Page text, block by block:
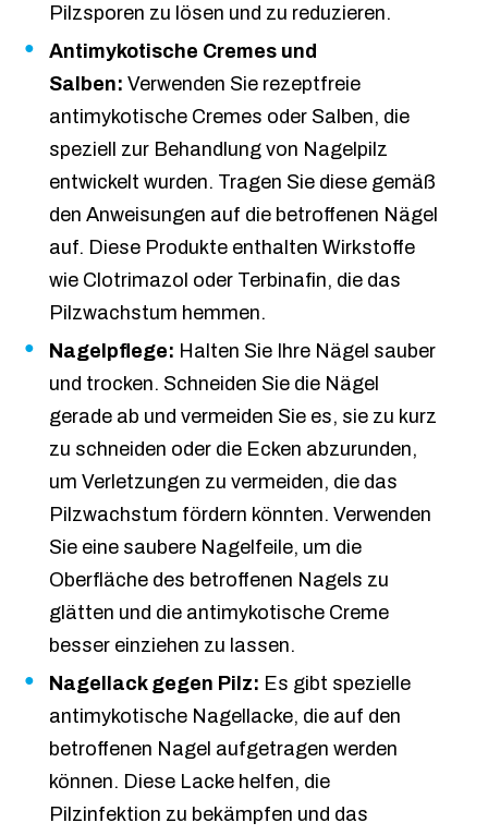
Pilzsporen zu lösen und zu reduzieren.
Antimykotische Cremes und
Salben: Verwenden Sie rezeptfreie
antimykotische Cremes oder Salben, die
speziell zur Behandlung von Nagelpilz
entwickelt wurden. Tragen Sie diese gemäß
den Anweisungen auf die betroffenen Nägel
auf. Diese Produkte enthalten Wirkstoffe
wie Clotrimazol oder Terbinafin, die das
Pilzwachstum hemmen.
Nagelpflege: Halten Sie Ihre Nägel sauber
und trocken. Schneiden Sie die Nägel
gerade ab und vermeiden Sie es, sie zu kurz
zu schneiden oder die Ecken abzurunden,
um Verletzungen zu vermeiden, die das
Pilzwachstum fördern könnten. Verwenden
Sie eine saubere Nagelfeile, um die
Oberfläche des betroffenen Nagels zu
glätten und die antimykotische Creme
besser einziehen zu lassen.
Nagellack gegen Pilz: Es gibt spezielle
antimykotische Nagellacke, die auf den
betroffenen Nagel aufgetragen werden
können. Diese Lacke helfen, die
Pilzinfektion zu bekämpfen und das